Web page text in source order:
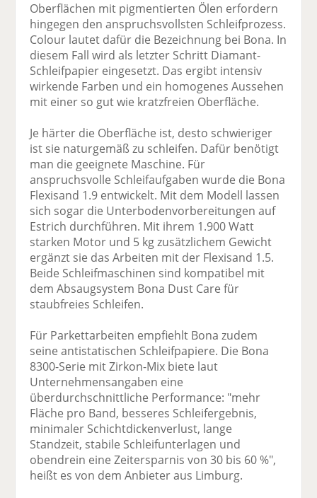
Oberflächen mit pigmentierten Ölen erfordern
hingegen den anspruchsvollsten Schleifprozess.
Colour lautet dafür die Bezeichnung bei Bona. In
diesem Fall wird als letzter Schritt Diamant-
Schleifpapier eingesetzt. Das ergibt intensiv
wirkende Farben und ein homogenes Aussehen
mit einer so gut wie kratzfreien Oberfläche.
Je härter die Oberfläche ist, desto schwieriger
ist sie naturgemäß zu schleifen. Dafür benötigt
man die geeignete Maschine. Für
anspruchsvolle Schleifaufgaben wurde die Bona
Flexisand 1.9 entwickelt. Mit dem Modell lassen
sich sogar die Unterbodenvorbereitungen auf
Estrich durchführen. Mit ihrem 1.900 Watt
starken Motor und 5 kg zusätzlichem Gewicht
ergänzt sie das Arbeiten mit der Flexisand 1.5.
Beide Schleifmaschinen sind kompatibel mit
dem Absaugsystem Bona Dust Care für
staubfreies Schleifen.
Für Parkettarbeiten empfiehlt Bona zudem
seine antistatischen Schleifpapiere. Die Bona
8300-Serie mit Zirkon-Mix biete laut
Unternehmensangaben eine
überdurchschnittliche Performance: "mehr
Fläche pro Band, besseres Schleifergebnis,
minimaler Schichtdickenverlust, lange
Standzeit, stabile Schleifunterlagen und
obendrein eine Zeitersparnis von 30 bis 60 %",
heißt es von dem Anbieter aus Limburg.